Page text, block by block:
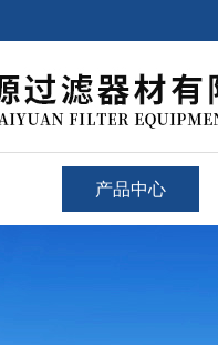
产品中心